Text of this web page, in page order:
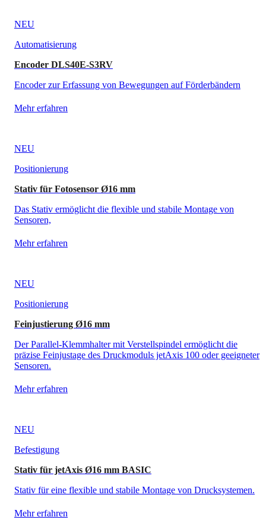
NEU
Automatisierung
Encoder DLS40E-S3RV
Encoder zur Erfassung von Bewegungen auf Förderbändern
Mehr erfahren
NEU
Positionierung
Stativ für Fotosensor Ø16 mm
Das Stativ ermöglicht die flexible und stabile Montage von
Sensoren,
Mehr erfahren
NEU
Positionierung
Feinjustierung Ø16 mm
Der Parallel-Klemmhalter mit Verstellspindel ermöglicht die
präzise Feinjustage des Druckmoduls jetAxis 100 oder geeigneter
Sensoren.
Mehr erfahren
NEU
Befestigung
Stativ für jetAxis Ø16 mm BASIC
Stativ für eine flexible und stabile Montage von Drucksystemen.
Mehr erfahren